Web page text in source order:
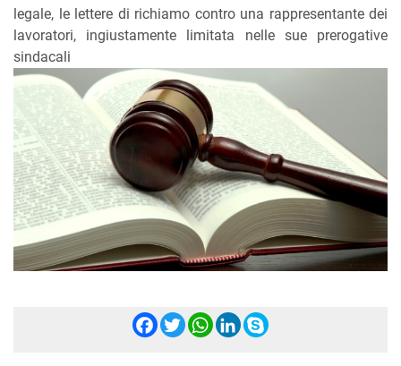
legale, le lettere di richiamo contro una rappresentante dei
lavoratori, ingiustamente limitata nelle sue prerogative
sindacali
Facebook
Twitter
WhatsApp
LinkedIn
Skype